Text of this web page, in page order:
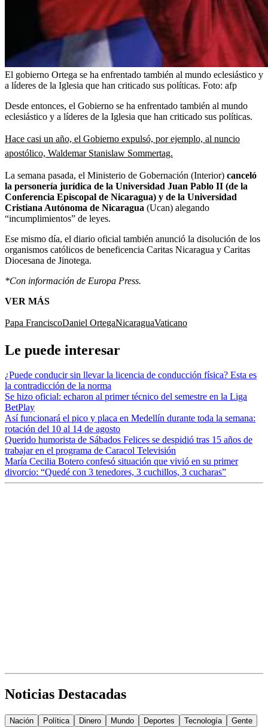
El gobierno Ortega se ha enfrentado también al mundo eclesiástico y
a líderes de la Iglesia que han criticado sus políticas. Foto: afp
Desde entonces, el Gobierno se ha enfrentado también al mundo
eclesiástico y a líderes de la Iglesia que han criticado sus políticas.
Hace casi un año, el Gobierno expulsó, por ejemplo, al nuncio
apostólico, Waldemar Stanislaw Sommertag.
La semana pasada, el Ministerio de Gobernación (Interior) canceló
la personería jurídica de la Universidad Juan Pablo II (de la
Conferencia Episcopal de Nicaragua) y de la Universidad
Cristiana Autónoma de Nicaragua (Ucan) alegando
“incumplimientos” de leyes.
Ese mismo día, el diario oficial también anunció la disolución de los
organismos católicos de beneficencia Caritas Nicaragua y Caritas
Diocesana de Jinotega.
*Con información de Europa Press.
VER MÁS
Papa FranciscoDaniel OrtegaNicaraguaVaticano
Le puede interesar
¿Puede conducir sin llevar la licencia de conducción física? Esta es
la contradicción de la norma
Se hizo oficial: echaron al primer técnico del semestre en la Liga
BetPlay
Así funcionará el pico y placa en Medellín durante toda la semana:
rotación del 10 al 14 de agosto
Querido humorista de Sábados Felices se despidió tras 15 años de
trabajar en el programa de Caracol Televisión
María Cecilia Botero confesó situación que vivió en su primer
divorcio: “Quedé con 3 tenedores, 3 cuchillos, 3 cucharas”
Noticias Destacadas
Nación Política Dinero Mundo Deportes Tecnología Gente